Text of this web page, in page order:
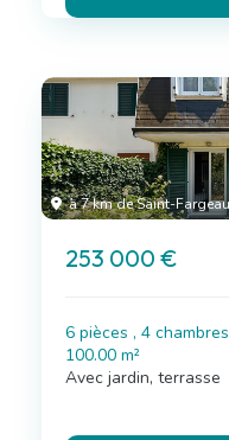
à 7 km de Saint-
253 000 €
6 pièces , 4 chambres
100.00 m²
Avec jardin, terrasse